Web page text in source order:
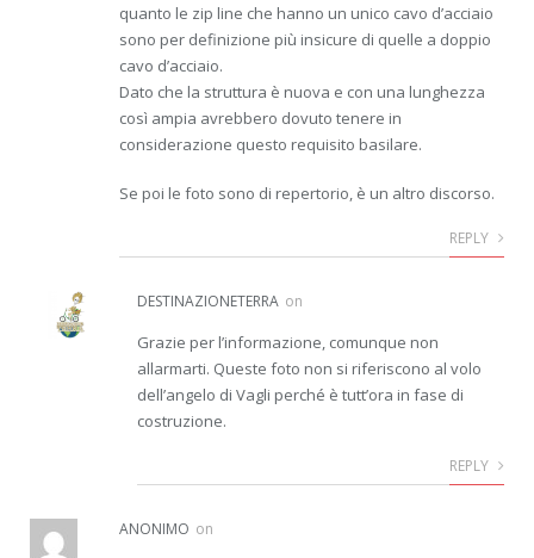
quanto le zip line che hanno un unico cavo d’acciaio
sono per definizione più insicure di quelle a doppio
cavo d’acciaio.
Dato che la struttura è nuova e con una lunghezza
così ampia avrebbero dovuto tenere in
considerazione questo requisito basilare.
Se poi le foto sono di repertorio, è un altro discorso.
REPLY
DESTINAZIONETERRA on
Grazie per l’informazione, comunque non
allarmarti. Queste foto non si riferiscono al volo
dell’angelo di Vagli perché è tutt’ora in fase di
costruzione.
REPLY
ANONIMO on